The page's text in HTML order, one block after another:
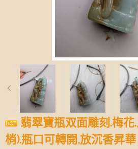
翡翠寶瓶双面雕刻.梅花
梢).瓶口可轉開,放沉香昇